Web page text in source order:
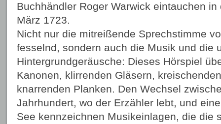
Buchhändler Roger Warwick eintauchen
März 1723.
Nicht nur die mitreißende Sprechstimme
fesselnd, sondern auch die Musik und die
Hintergrundgeräusche: Dieses Hörspiel
Kanonen, klirrenden Gläsern,
knarrenden Planken. Den Wechsel
Jahrhundert, wo der Erzähler lebt, und
See kennzeichnen Musikeinlagen, die die